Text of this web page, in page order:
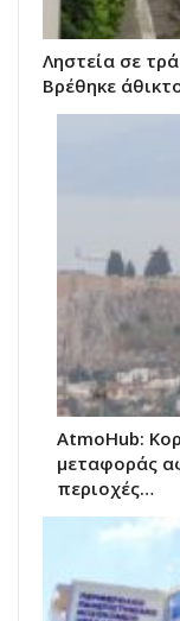
Ληστεία σε
Βρέθηκε
AtmoHub:
μεταφοράς
περιοχές…